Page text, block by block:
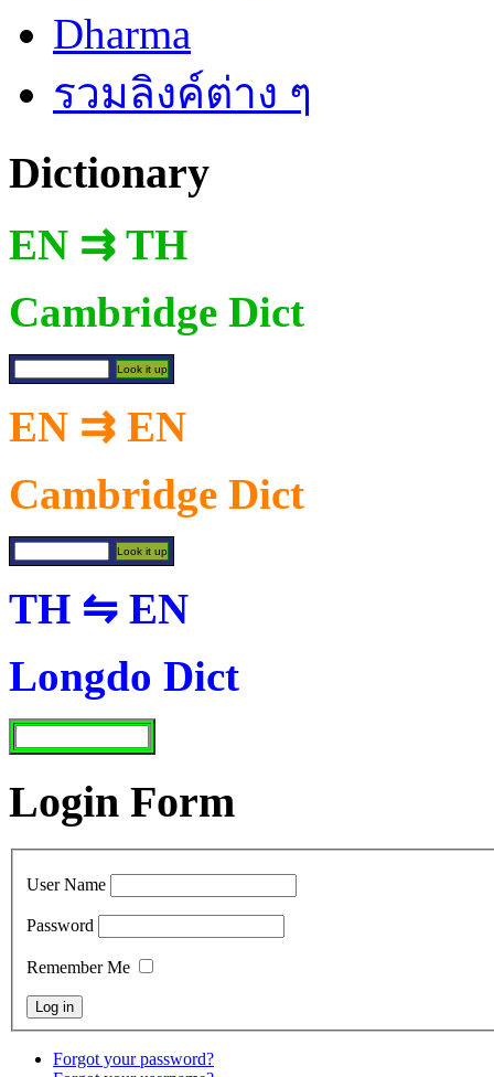
Dharma
รวมลิงค์ต่าง ๆ
Dictionary
EN ⇉ TH
Cambridge Dict
EN ⇉ EN
Cambridge Dict
TH ⇋ EN
Longdo Dict
Login Form
User Name
Password
Remember Me
Forgot your password?